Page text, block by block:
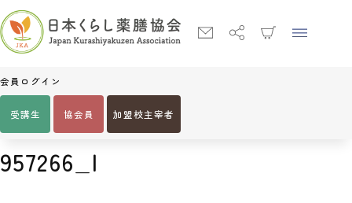
会員ログイン
受講生 協会員 加盟校主宰者
Home 957266_l
957266_l